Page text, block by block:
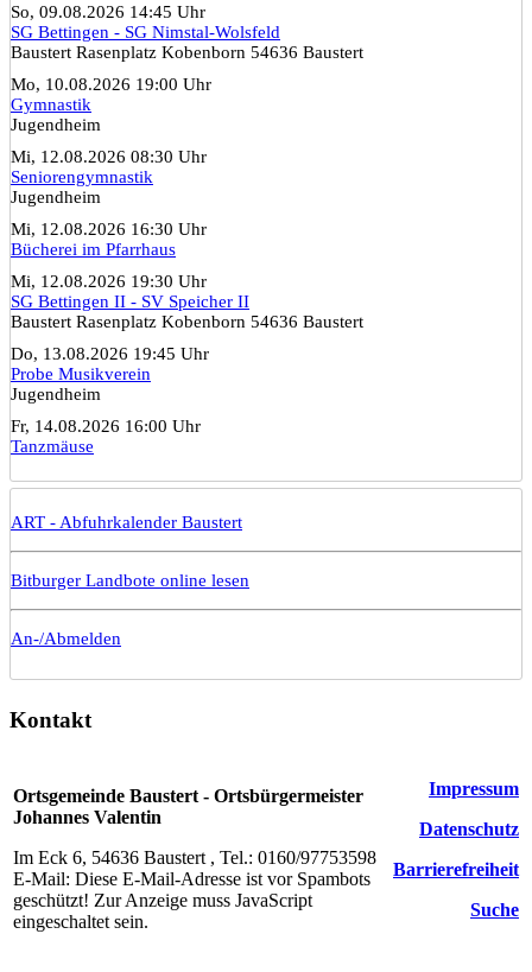
So, 09.08.2026 14:45 Uhr
SG Bettingen - SG Nimstal-Wolsfeld
Baustert Rasenplatz Kobenborn 54636 Baustert
Mo, 10.08.2026 19:00 Uhr
Gymnastik
Jugendheim
Mi, 12.08.2026 08:30 Uhr
Seniorengymnastik
Jugendheim
Mi, 12.08.2026 16:30 Uhr
Bücherei im Pfarrhaus
Mi, 12.08.2026 19:30 Uhr
SG Bettingen II - SV Speicher II
Baustert Rasenplatz Kobenborn 54636 Baustert
Do, 13.08.2026 19:45 Uhr
Probe Musikverein
Jugendheim
Fr, 14.08.2026 16:00 Uhr
Tanzmäuse
ART - Abfuhrkalender Baustert
Bitburger Landbote online lesen
An-/Abmelden
Kontakt
Ortsgemeinde Baustert - Ortsbürgermeister
Johannes Valentin
Im Eck 6, 54636 Baustert , Tel.: 0160/97753598
E-Mail: Diese E-Mail-Adresse ist vor Spambots
geschützt! Zur Anzeige muss JavaScript
eingeschaltet sein.
Impressum
Datenschutz
Barrierefreiheit
Suche